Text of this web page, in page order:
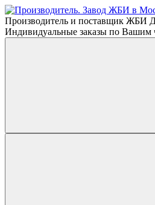
Производитель и поставщик ЖБИ
Индивидуальные заказы по Вашим